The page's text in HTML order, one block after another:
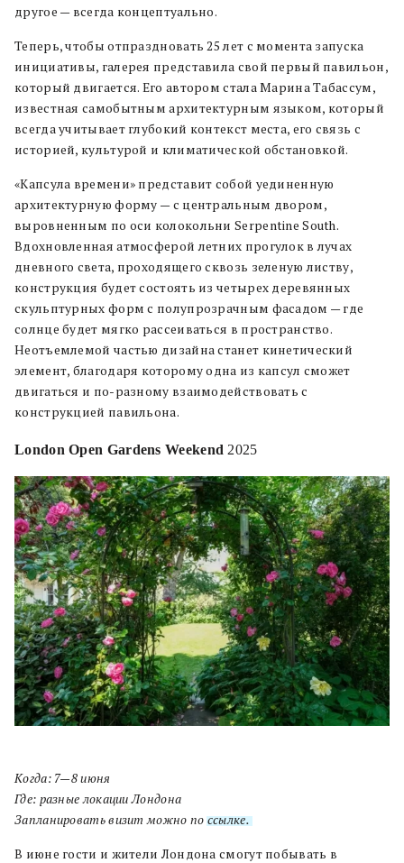
другое — всегда концептуально.
Теперь, чтобы отпраздновать 25 лет с момента запуска
инициативы, галерея представила свой первый павильон,
который двигается. Его автором стала Марина Табассум,
известная самобытным архитектурным языком, который
всегда учитывает глубокий контекст места, его связь с
историей, культурой и климатической обстановкой.
«Капсула времени» представит собой уединенную
архитектурную форму — с центральным двором,
выровненным по оси колокольни Serpentine South.
Вдохновленная атмосферой летних прогулок в лучах
дневного света, проходящего сквозь зеленую листву,
конструкция будет состоять из четырех деревянных
скульптурных форм с полупрозрачным фасадом — где
солнце будет мягко рассеиваться в пространство.
Неотъемлемой частью дизайна станет кинетический
элемент, благодаря которому одна из капсул сможет
двигаться и по-разному взаимодействовать с
конструкцией павильона.
London Open Gardens Weekend 2025
Когда: 7—8 июня
Где: разные локации Лондона
Запланировать визит можно поссылке.
В июне гости и жители Лондона смогут побывать в